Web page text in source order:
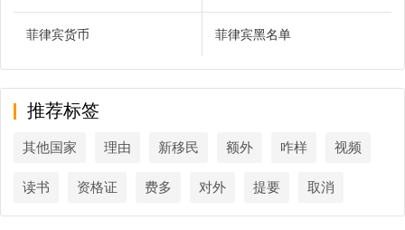
菲律宾货币 菲律宾黑名单
推荐标签
其他国家 理由 新移民 额外 咋样 视频
读书 资格证 费多 对外 提要 取消